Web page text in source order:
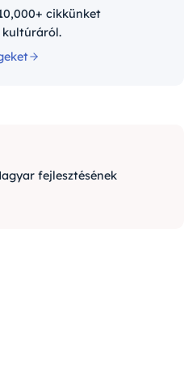
cikkünket
kultúráról.
fejlesztésének